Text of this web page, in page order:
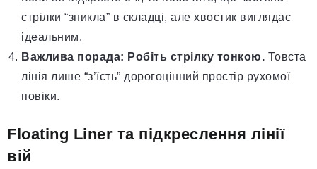
стрілки “зникла” в складці, але хвостик виглядає
ідеальним.
Важлива порада: Робіть стрілку тонкою. Товста
лінія лише “з’їсть” дорогоцінний простір рухомої
повіки.
Floating Liner та підкреслення лінії
вій